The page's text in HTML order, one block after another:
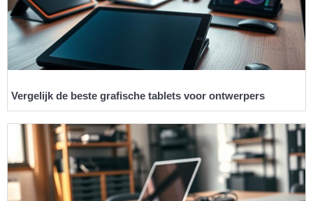
Vergelijk de beste grafische tablets voor ontwerpers